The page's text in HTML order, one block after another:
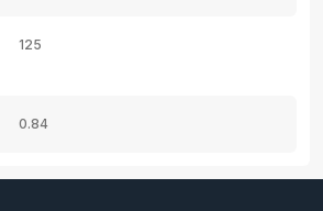
125
0.84